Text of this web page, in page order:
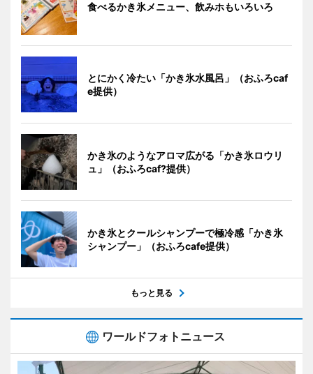
食べるかき氷メニュー、飲みホもいろいろ
とにかく冷たい「かき氷水風呂」（おふろcaf
e提供）
かき氷のようなアロマ広がる「かき氷ロウリ
ュ」（おふろcaf?提供）
かき氷とクールシャンプーで極冷感「かき氷
シャンプー」（おふろcafe提供）
もっと見る
ワールドフォトニュース